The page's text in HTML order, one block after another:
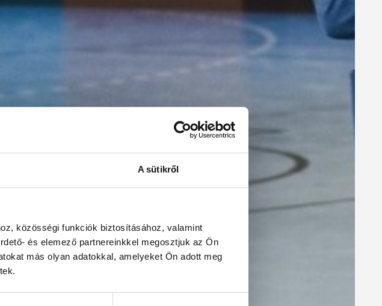
A sütikről
közösségi funkciók biztosításához, valamint
és elemező partnereinkkel megosztjuk az Ön
más olyan adatokkal, amelyeket Ön adott meg